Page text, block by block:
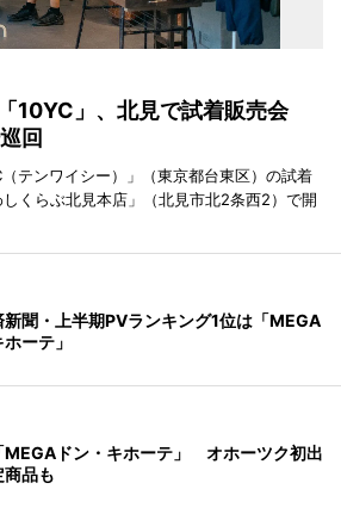
10YC」、北見で試着販売会
回
テンワイシー）」（東京都台東区）の試着
くらぶ北見本店」（北見市北2条西2）で開
新聞・上半期PVランキング1位は「MEGA
ーテ」
MEGAドン・キホーテ」 オホーツク初出
商品も